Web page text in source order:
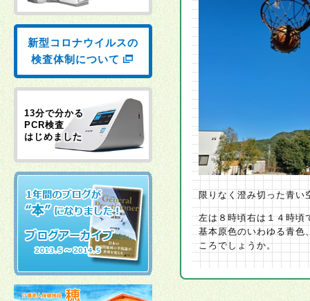
限りなく澄み切った青い
左は８時頃右は１４時頃
基本原色のいわゆる青色
ころでしょうか。
新型コロナウイルスの
検査体制について
13分で分かる
PCR検査
はじめました